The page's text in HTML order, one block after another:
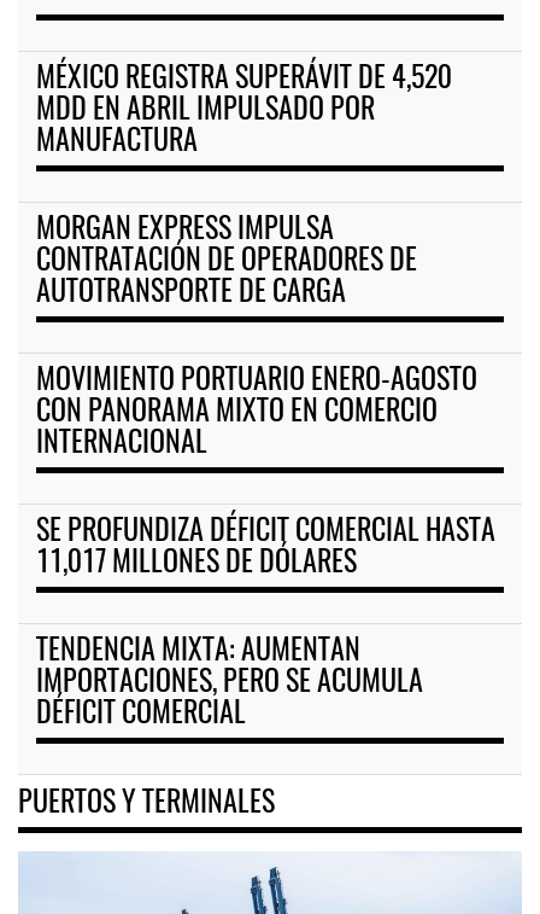
MÉXICO REGISTRA SUPERÁVIT DE 4,520
MDD EN ABRIL IMPULSADO POR
MANUFACTURA
MORGAN EXPRESS IMPULSA
CONTRATACIÓN DE OPERADORES DE
AUTOTRANSPORTE DE CARGA
MOVIMIENTO PORTUARIO ENERO-AGOSTO
CON PANORAMA MIXTO EN COMERCIO
INTERNACIONAL
SE PROFUNDIZA DÉFICIT COMERCIAL HASTA
11,017 MILLONES DE DÓLARES
TENDENCIA MIXTA: AUMENTAN
IMPORTACIONES, PERO SE ACUMULA
DÉFICIT COMERCIAL
PUERTOS Y TERMINALES